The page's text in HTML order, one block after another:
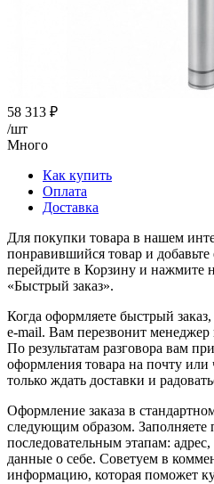
58 313 ₽
/шт
Много
Как купить
Оплата
Доставка
Для покупки товара в нашем
понравившийся товар и добавьте
перейдите в Корзину и нажмите
«Быстрый заказ».
Когда оформляете быстрый
e-mail. Вам перезвонит менеджер
По результатам разговора вам
оформления товара на почту
только ждать доставки и
Оформление заказа в
следующим образом.
последовательным этапам:
данные о себе. Советуем в
информацию, которая поможет